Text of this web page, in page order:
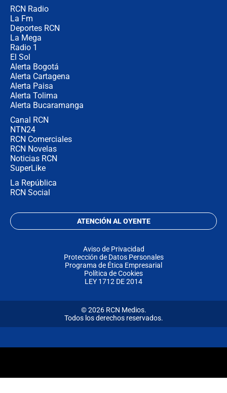
RCN Radio
La Fm
Deportes RCN
La Mega
Radio 1
El Sol
Alerta Bogotá
Alerta Cartagena
Alerta Paisa
Alerta Tolima
Alerta Bucaramanga
Canal RCN
NTN24
RCN Comerciales
RCN Novelas
Noticias RCN
SuperLike
La República
RCN Social
ATENCIÓN AL OYENTE
Aviso de Privacidad
Protección de Datos Personales
Programa de Ética Empresarial
Política de Cookies
LEY 1712 DE 2014
© 2026 RCN Medios.
Todos los derechos reservados.